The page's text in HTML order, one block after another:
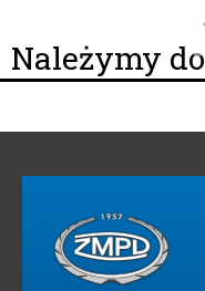
Należymy do